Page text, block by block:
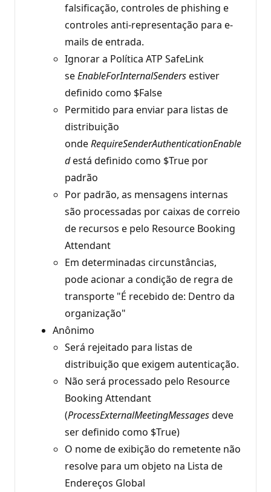
falsificação, controles de phishing e
controles anti-representação para e-
mails de entrada.
Ignorar a Política ATP SafeLink
seEnableForInternalSendersestiver
definido como $False
Permitido para enviar para listas de
distribuição
ondeRequireSenderAuthenticationEnable
destá definido como $True por
padrão
Por padrão, as mensagens internas
são processadas por caixas de correio
de recursos e pelo Resource Booking
Attendant
Em determinadas circunstâncias,
pode acionar a condição de regra de
transporte "É recebido de: Dentro da
organização"
Anônimo
Será rejeitado para listas de
distribuição que exigem autenticação.
Não será processado pelo Resource
Booking Attendant
(ProcessExternalMeetingMessagesdeve
ser definido como $True)
O nome de exibição do remetente não
resolve para um objeto na Lista de
Endereços Global